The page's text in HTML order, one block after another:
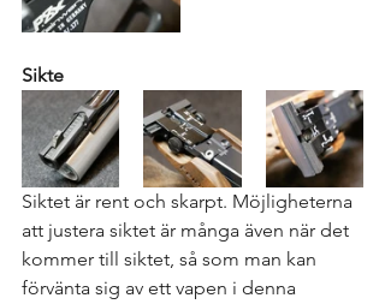
Sikte
Siktet är rent och skarpt. Möjligheterna
att justera siktet är många även när det
kommer till siktet, så som man kan
förvänta sig av ett vapen i denna